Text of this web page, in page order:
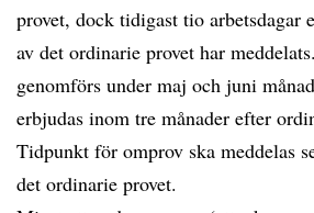
provet, dock tidigast tio arbetsdagar
av det ordinarie provet har
genomförs under maj och juni
erbjudas inom tre månader efter
Tidpunkt för omprov ska meddelas
det ordinarie provet.